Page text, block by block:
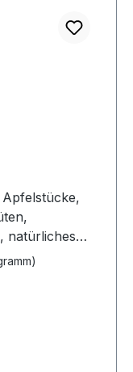
natürliches